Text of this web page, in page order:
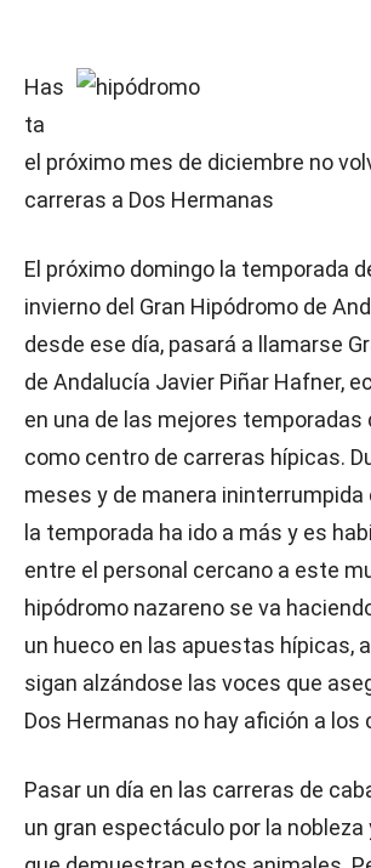
Has
ta
el próximo mes de diciembre no
carreras a Dos Hermanas
El próximo domingo la temporada
invierno del Gran Hipódromo de
desde ese día, pasará a llamarse
de Andalucía Javier Piñar Hafner,
en una de las mejores temporadas
como centro de carreras hípicas.
meses y de manera ininterrumpida
la temporada ha ido a más y es
entre el personal cercano a este
hipódromo nazareno se va
un hueco en las apuestas hípicas,
sigan alzándose las voces que
Dos Hermanas no hay afición a los
Pasar un día en las carreras de
un gran espectáculo por la nobleza